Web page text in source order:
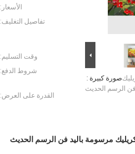
صورة كبيرة :
الرسم الحديث
الأسعار:
تفاصيل التغليف:
وقت التسليم:
شروط الدفع:
القدرة على العرض:
مرسومة باليد فن الرسم الحديث